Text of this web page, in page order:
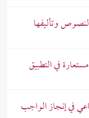
وتأليفها
في التطبيق
في إنجاز الواجب